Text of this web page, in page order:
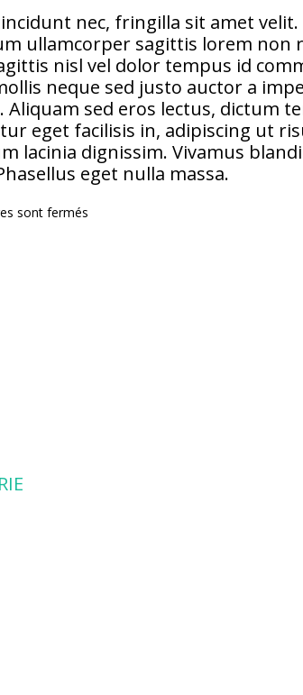
nec, fringilla sit amet
ullamcorper sagittis lorem
nisl vel dolor tempus id
neque sed justo auctor a
sed eros lectus, dictum
eget facilisis in, adipiscing ut
lacinia dignissim. Vivamus
eget nulla massa.
sont fermés